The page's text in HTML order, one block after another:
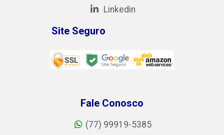
Linkedin
Site Seguro
Fale Conosco
(77) 99919-5385